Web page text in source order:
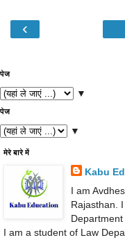
‹
पेज
▼
पेज
▼
मेरे बारे में
Kabu
I am
Rajasthan.
I am a student of Law